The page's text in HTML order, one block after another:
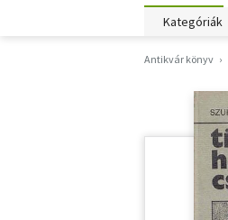
Kategóriák
Antikvár könyv